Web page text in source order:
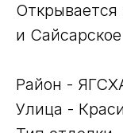
и
Район -
Улица -